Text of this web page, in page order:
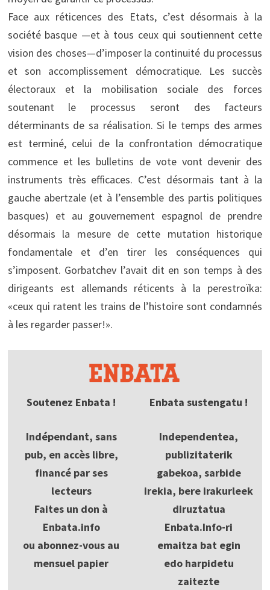
Face aux réticences des Etats, c’est désormais à la
société basque —et à tous ceux qui soutiennent cette
vision des choses—d’imposer la continuité du processus
et son accomplissement démocratique. Les succès
électoraux et la mobilisation sociale des forces
soutenant le processus seront des facteurs
déterminants de sa réalisation. Si le temps des armes
est terminé, celui de la confrontation démocratique
commence et les bulletins de vote vont devenir des
instruments très efficaces. C’est désormais tant à la
gauche abertzale (et à l’ensemble des partis politiques
basques) et au gouvernement espagnol de prendre
désormais la mesure de cette mutation historique
fondamentale et d’en tirer les conséquences qui
s’imposent. Gorbatchev l’avait dit en son temps à des
dirigeants est allemands réticents à la perestroïka:
«ceux qui ratent les trains de l’histoire sont condamnés
à les regarder passer!».
Soutenez Enbata !
Indépendant, sans
pub, en accès libre,
financé par ses
lecteurs
Faites un don à
Enbata.info
ou abonnez-vous au
mensuel papier
Enbata sustengatu !
Independentea,
publizitaterik
gabekoa, sarbide
irekia, bere irakurleek
diruztatua
Enbata.Info-ri
emaitza bat egin
edo harpidetu
zaitezte